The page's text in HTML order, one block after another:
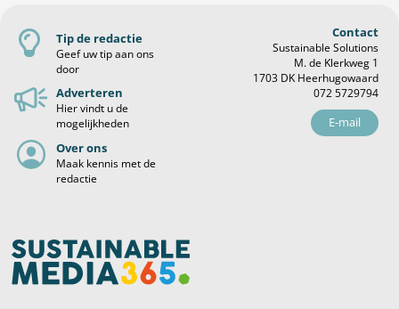
Tip de redactie
Geef uw tip aan ons
door
Adverteren
Hier vindt u de
mogelijkheden
Over ons
Maak kennis met de
redactie
Contact
Sustainable Solutions
M. de Klerkweg 1
1703 DK Heerhugowaard
072 5729794
E-mail